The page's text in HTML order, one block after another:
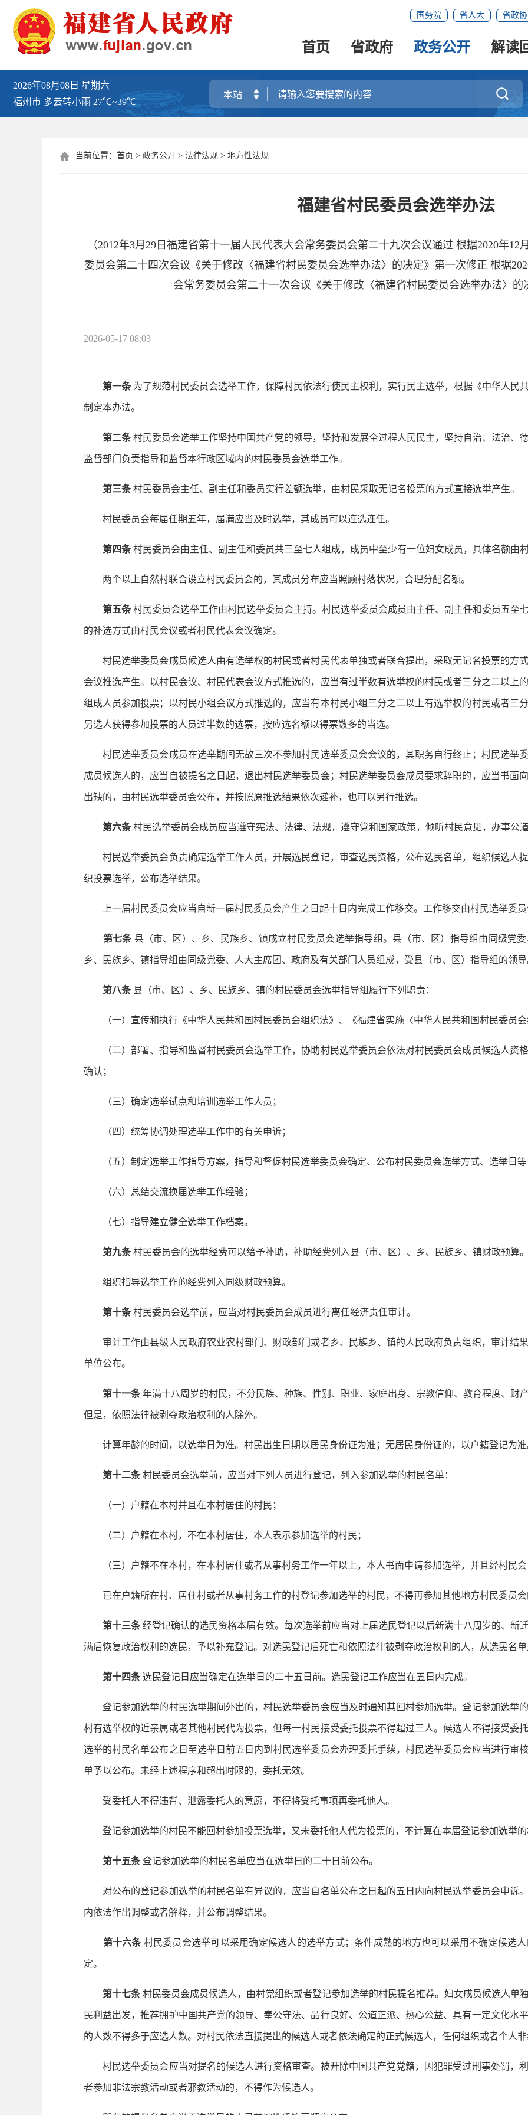
国务院 省人大 省政协
首页 省政府 政务公开 解读
2026年08月08日 星期六
福州市 多云转小雨 27℃~39℃

 当前位置： 首页 > 政务公开 > 法律法规 > 地方性法规
福建省村民委员会选举办法
（2012年3月29日福建省第十一届人民代表大会常务委员会第二十九次会议通过 根据2020年
委员会第二十四次会议《关于修改〈福建省村民委员会选举办法〉的决定》第一次修正 根据
会常务委员会第二十一次会议《关于修改〈福建省村民委员会选举办法〉的
2026-05-17 08:03
第一条 为了规范村民委员会选举工作，保障村民依法行使民主权利，实行民主选举，根据《中华人民
制定本办法。
第二条村民委员会选举工作坚持中国共产党的领导，坚持和发展全过程人民民主，坚持自治、法治、
监督部门负责指导和监督本行政区域内的村民委员会选举工作。
第三条村民委员会主任、副主任和委员实行差额选举，由村民采取无记名投票的方式直接选举产生。
村民委员会每届任期五年，届满应当及时选举，其成员可以连选连任。
第四条村民委员会由主任、副主任和委员共三至七人组成，成员中至少有一位妇女成员，具体名额由
两个以上自然村联合设立村民委员会的，其成员分布应当照顾村落状况，合理分配名额。
第五条村民委员会选举工作由村民选举委员会主持。村民选举委员会成员由主任、副主任和委员五至
的补选方式由村民会议或者村民代表会议确定。
村民选举委员会成员候选人由有选举权的村民或者村民代表单独或者联合提出，采取无记名投票的方
会议推选产生。以村民会议、村民代表会议方式推选的，应当有过半数有选举权的村民或者三分之二以上
组成人员参加投票；以村民小组会议方式推选的，应当有本村民小组三分之二以上有选举权的村民或者三
另选人获得参加投票的人员过半数的选票，按应选名额以得票数多的当选。
村民选举委员会成员在选举期间无故三次不参加村民选举委员会会议的，其职务自行终止；村民选举
成员候选人的，应当自被提名之日起，退出村民选举委员会；村民选举委员会成员要求辞职的，应当书面
出缺的，由村民选举委员会公布，并按照原推选结果依次递补，也可以另行推选。
第六条村民选举委员会成员应当遵守宪法、法律、法规，遵守党和国家政策，倾听村民意见，办事公
村民选举委员会负责确定选举工作人员，开展选民登记，审查选民资格，公布选民名单，组织候选人
织投票选举，公布选举结果。
上一届村民委员会应当自新一届村民委员会产生之日起十日内完成工作移交。工作移交由村民选举委员
第七条 县（市、区）、乡、民族乡、镇成立村民委员会选举指导组。县（市、区）指导组由同级党
乡、民族乡、镇指导组由同级党委、人大主席团、政府及有关部门人员组成，受县（市、区）指导组的领导
第八条 县（市、区）、乡、民族乡、镇的村民委员会选举指导组履行下列职责：
（一）宣传和执行《中华人民共和国村民委员会组织法》、《福建省实施〈中华人民共和国村民委员会
（二）部署、指导和监督村民委员会选举工作，协助村民选举委员会依法对村民委员会成员候选人资
确认；
（三）确定选举试点和培训选举工作人员；
（四）统筹协调处理选举工作中的有关申诉；
（五）制定选举工作指导方案，指导和督促村民选举委员会确定、公布村民委员会选举方式、选举日等
（六）总结交流换届选举工作经验；
（七）指导建立健全选举工作档案。
第九条村民委员会的选举经费可以给予补助，补助经费列入县（市、区）、乡、民族乡、镇财政预算。
组织指导选举工作的经费列入同级财政预算。
第十条村民委员会选举前，应当对村民委员会成员进行离任经济责任审计。
审计工作由县级人民政府农业农村部门、财政部门或者乡、民族乡、镇的人民政府负责组织，审计结
单位公布。
第十一条年满十八周岁的村民，不分民族、种族、性别、职业、家庭出身、宗教信仰、教育程度、财
但是，依照法律被剥夺政治权利的人除外。
计算年龄的时间，以选举日为准。村民出生日期以居民身份证为准；无居民身份证的，以户籍登记为准
第十二条村民委员会选举前，应当对下列人员进行登记，列入参加选举的村民名单：
（一）户籍在本村并且在本村居住的村民；
（二）户籍在本村，不在本村居住，本人表示参加选举的村民；
（三）户籍不在本村，在本村居住或者从事村务工作一年以上，本人书面申请参加选举，并且经村民会
已在户籍所在村、居住村或者从事村务工作的村登记参加选举的村民，不得再参加其他地方村民委员会
第十三条经登记确认的选民资格本届有效。每次选举前应当对上届选民登记以后新满十八周岁的、新
满后恢复政治权利的选民，予以补充登记。对选民登记后死亡和依照法律被剥夺政治权利的人，从选民名单
第十四条 选民登记日应当确定在选举日的二十五日前。选民登记工作应当在五日内完成。
登记参加选举的村民选举期间外出的，村民选举委员会应当及时通知其回村参加选举。登记参加选举
村有选举权的近亲属或者其他村民代为投票，但每一村民接受委托投票不得超过三人。候选人不得接受委
选举的村民名单公布之日至选举日前五日内到村民选举委员会办理委托手续，村民选举委员会应当进行审
单予以公布。未经上述程序和超出时限的，委托无效。
受委托人不得违背、泄露委托人的意愿，不得将受托事项再委托他人。
登记参加选举的村民不能回村参加投票选举，又未委托他人代为投票的，不计算在本届登记参加选举的
第十五条登记参加选举的村民名单应当在选举日的二十日前公布。
对公布的登记参加选举的村民名单有异议的，应当自名单公布之日起的五日内向村民选举委员会申诉
内依法作出调整或者解释，并公布调整结果。
第十六条 村民委员会选举可以采用确定候选人的选举方式；条件成熟的地方也可以采用不确定候选
定。
第十七条村民委员会成员候选人，由村党组织或者登记参加选举的村民提名推荐。妇女成员候选人单
民利益出发，推荐拥护中国共产党的领导、奉公守法、品行良好、公道正派、热心公益、具有一定文化水
的人数不得多于应选人数。对村民依法直接提出的候选人或者依法确定的正式候选人，任何组织或者个人
村民选举委员会应当对提名的候选人进行资格审查。被开除中国共产党党籍，因犯罪受过刑事处罚，
者参加非法宗教活动或者邪教活动的，不得作为候选人。